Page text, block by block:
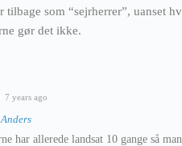
tilbage som “sejrherrer”, uanset
gør det ikke.
7 years ago
Anders
har allerede landsat 10 gange så